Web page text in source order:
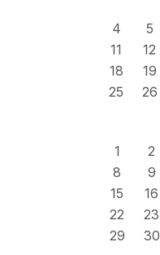
4
5
11
12
18
19
25
26
1
2
8
9
15
16
22
23
29
30